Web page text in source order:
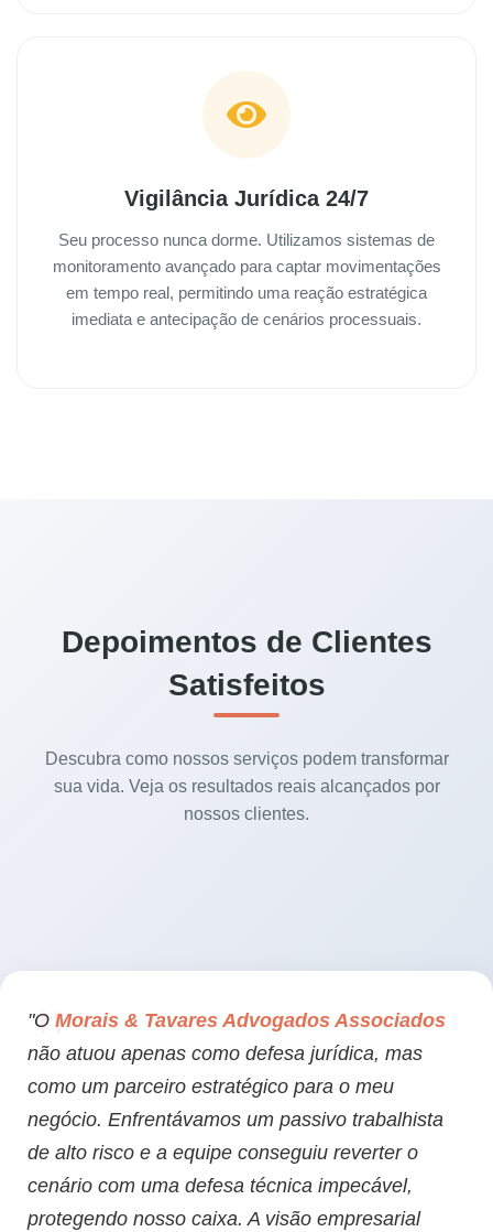
Vigilância Jurídica 24/7
Seu processo nunca dorme. Utilizamos sistemas de
monitoramento avançado para captar movimentações
em tempo real, permitindo uma reação estratégica
imediata e antecipação de cenários processuais.
Depoimentos de Clientes
Satisfeitos
Descubra como nossos serviços podem transformar
sua vida. Veja os resultados reais alcançados por
nossos clientes.
"O Morais & Tavares Advogados Associados
não atuou apenas como defesa jurídica, mas
como um parceiro estratégico para o meu
negócio. Enfrentávamos um passivo trabalhista
de alto risco e a equipe conseguiu reverter o
cenário com uma defesa técnica impecável,
protegendo nosso caixa. A visão empresarial